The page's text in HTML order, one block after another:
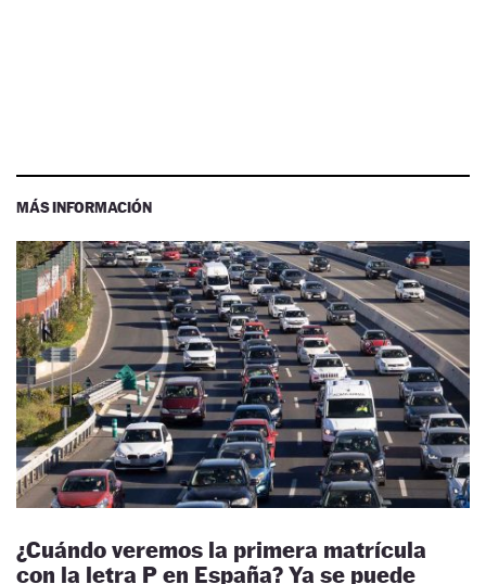
MÁS INFORMACIÓN
¿Cuándo veremos la primera matrícula
con la letra P en España? Ya se puede